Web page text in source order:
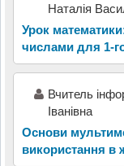
Наталія
Урок
числами для 1-
Вчитель
Іванівна
Основи
використання в